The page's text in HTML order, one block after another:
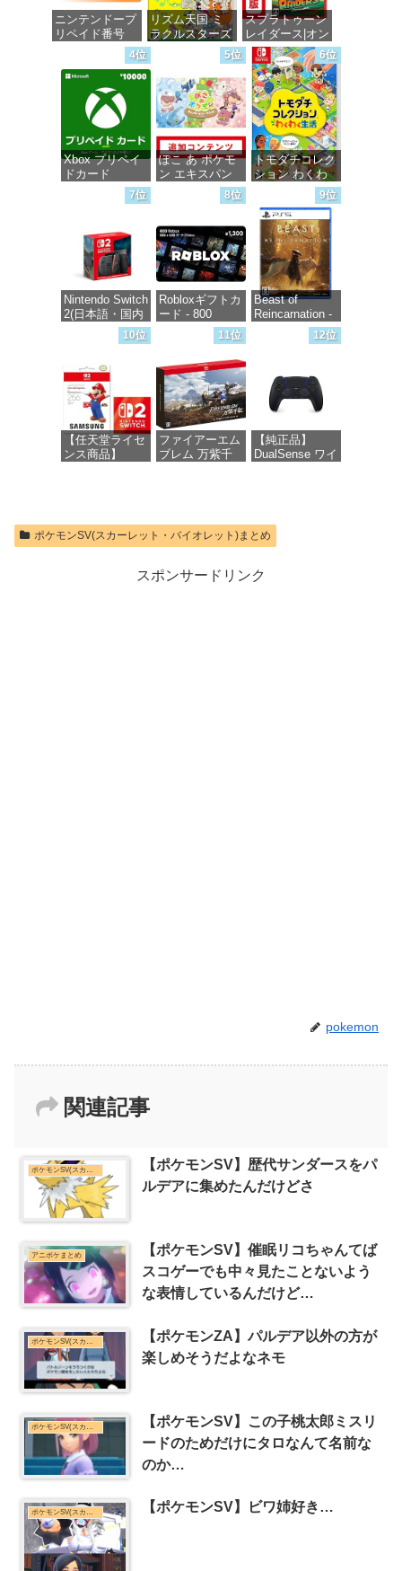
ニンテンドープ
リペイド番号
1000円|オンラ
価格：¥1,000
リズム天国 ミ
ラクルスターズ
-Switch
価格：¥5,645
スプラトゥーン
レイダース|オン
ラインコード版
価格：¥5,832
4位
Xbox プリペイ
ドカード
10,000円 デジ
トカード】 [オ
ンラインコー
価格：¥10,000
5位
ぽこ あ ポケモ
ン エキスパン
ションパス|オン
ラインコード版
価格：¥4,400
6位
トモダチコレク
ション わくわ
く生活 -Switch
価格：¥6,155
7位
Nintendo Switch
2(日本語・国内
8位
Robloxギフトカ
ード - 800
Robux 【限定バ
ーチャルアイテ
【オンラインゲ
ームコード】
ロブロックス |
オンラインコー
ド版
価格：¥1,300
9位
Beast of
Reincarnation -
PS5 【特典】プ
ロダクトコード
価格：¥7,286
10位
【任天堂ライセ
ンス商品】
Nintendo Switch
2(サムスン マイ
11位
ファイアーエム
ブレム 万紫千
価格：¥13,012
12位
【純正品】
DualSense ワイ
ZCT2J01)
ポケモンSV(スカーレット・バイオレット)まとめ
スポンサードリンク
pokemon
関連記事
ポケモンSV(スカーレット・バイオレット)まとめ
【ポケモンSV】歴代サンダースをパ
ルデアに集めたんだけどさ
アニポケまとめ
【ポケモンSV】催眠リコちゃんてば
スコゲーでも中々見たことないよう
な表情しているんだけど…
【ポケモンZA】パルデア以外の方が
楽しめそうだよなネモ
【ポケモンSV】この子桃太郎ミスリ
ードのためだけにタロなんて名前な
のか…
ポケモンSV(スカーレット・バイオレット)まとめ 【ポケモンSV】ビワ姉好き…